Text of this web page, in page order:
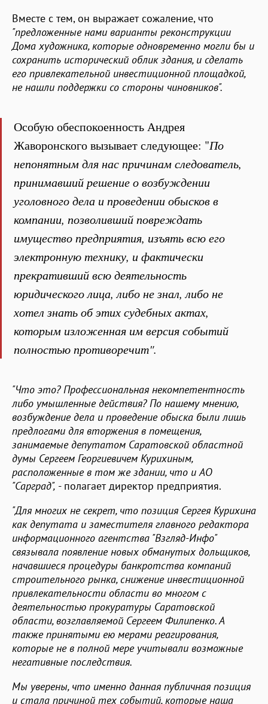
Вместе с тем, он выражает сожаление, что
"предложенные нами варианты реконструкции
Дома художника, которые одновременно могли бы и
сохранить исторический облик здания, и сделать
его привлекательной инвестиционной площадкой,
не нашли поддержки со стороны чиновников".
Особую обеспокоенность Андрея
Жаворонского вызывает следующее: "По
непонятным для нас причинам следователь,
принимавший решение о возбуждении
уголовного дела и проведении обысков в
компании, позволивший повреждать
имущество предприятия, изъять всю его
электронную технику, и фактически
прекративший всю деятельность
юридического лица, либо не знал, либо не
хотел знать об этих судебных актах,
которым изложенная им версия событий
полностью противоречит".
"Что это? Профессиональная некомпетентность
либо умышленные действия? По нашему мнению,
возбуждение дела и проведение обыска были лишь
предлогами для вторжения в помещения,
занимаемые депутатом Саратовской областной
думы Сергеем Георгиевичем Курихиным,
расположенные в том же здании, что и АО
"Сарград", - полагает директор предприятия.
"Для многих не секрет, что позиция Сергея Курихина
как депутата и заместителя главного редактора
информационного агентства "Взгляд-Инфо"
связывала появление новых обманутых дольщиков,
начавшиеся процедуры банкротства компаний
строительного рынка, снижение инвестиционной
привлекательности области во многом с
деятельностью прокуратуры Саратовской
области, возглавляемой Сергеем Филипенко. А
также принятыми ею мерами реагирования,
которые не в полной мере учитывали возможные
негативные последствия.
Мы уверены, что именно данная публичная позиция
и стала причиной тех событий, которые наша